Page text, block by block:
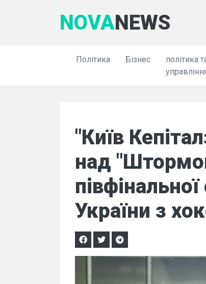
NOVANEWS
Політика Бізнес
політика
"Київ
над
України з